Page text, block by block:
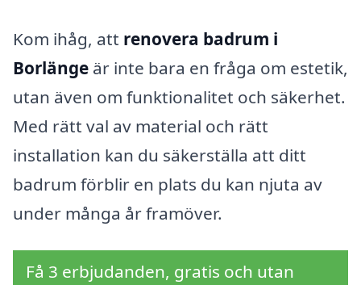
Kom ihåg, att renovera badrum i
Borlänge är inte bara en fråga om estetik,
utan även om funktionalitet och säkerhet.
Med rätt val av material och rätt
installation kan du säkerställa att ditt
badrum förblir en plats du kan njuta av
under många år framöver.
Få 3 erbjudanden, gratis och utan